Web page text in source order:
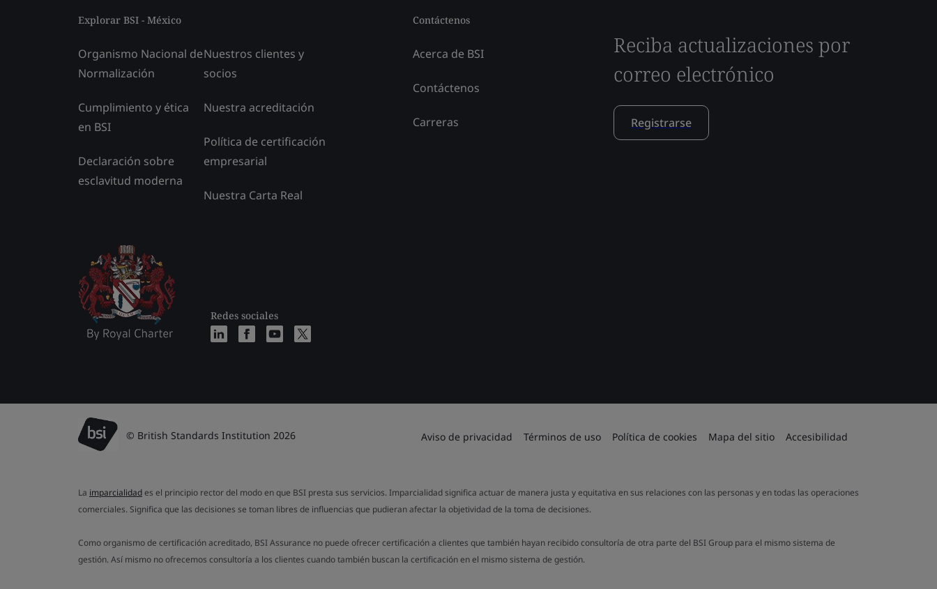
Explorar BSI - México
Organismo Nacional de
Normalización
Cumplimiento y ética
en BSI
Declaración sobre
esclavitud moderna
Nuestros clientes y
socios
Nuestra acreditación
Política de certificación
empresarial
Nuestra Carta Real
Redes sociales
Contáctenos
Acerca de BSI
Contáctenos
Carreras
Reciba actualizaciones por
correo electrónico
Registrarse
© British Standards Institution 2026 Aviso de privacidad Términos de uso Política de cookies Mapa del sitio Accesibilidad
La imparcialidades el principio rector del modo en que BSI presta sus servicios. Imparcialidad significa actuar de manera justa y equitativa en sus relaciones con las personas y en todas las operaciones
comerciales. Significa que las decisiones se toman libres de influencias que pudieran afectar la objetividad de la toma de decisiones.
Como organismo de certificación acreditado, BSI Assurance no puede ofrecer certificación a clientes que también hayan recibido consultoría de otra parte del BSI Group para el mismo sistema de
gestión. Así mismo no ofrecemos consultoría a los clientes cuando también buscan la certificación en el mismo sistema de gestión.